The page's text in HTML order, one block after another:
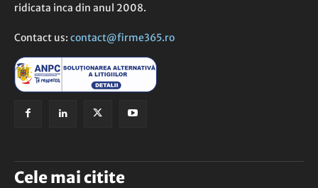
ridicata inca din anul 2008.
Contact us: contact@firme365.ro
Cele mai citite